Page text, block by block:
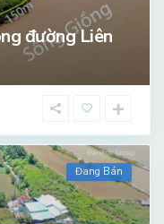
đường Liên
Đang Bán